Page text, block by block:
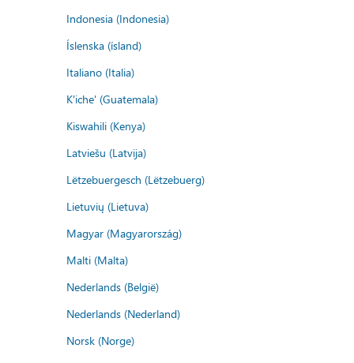
Indonesia (Indonesia)
Íslenska (ísland)
Italiano (Italia)
K'iche' (Guatemala)
Kiswahili (Kenya)
Latviešu (Latvija)
Lëtzebuergesch (Lëtzebuerg)
Lietuvių (Lietuva)
Magyar (Magyarország)
Malti (Malta)
Nederlands (België)
Nederlands (Nederland)
Norsk (Norge)